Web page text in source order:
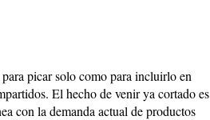
picar solo como para incluirlo en
El hecho de venir ya cortado es
con la demanda actual de productos